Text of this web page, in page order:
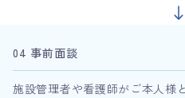
04 事前面談
施設管理者や看護師がご本人様